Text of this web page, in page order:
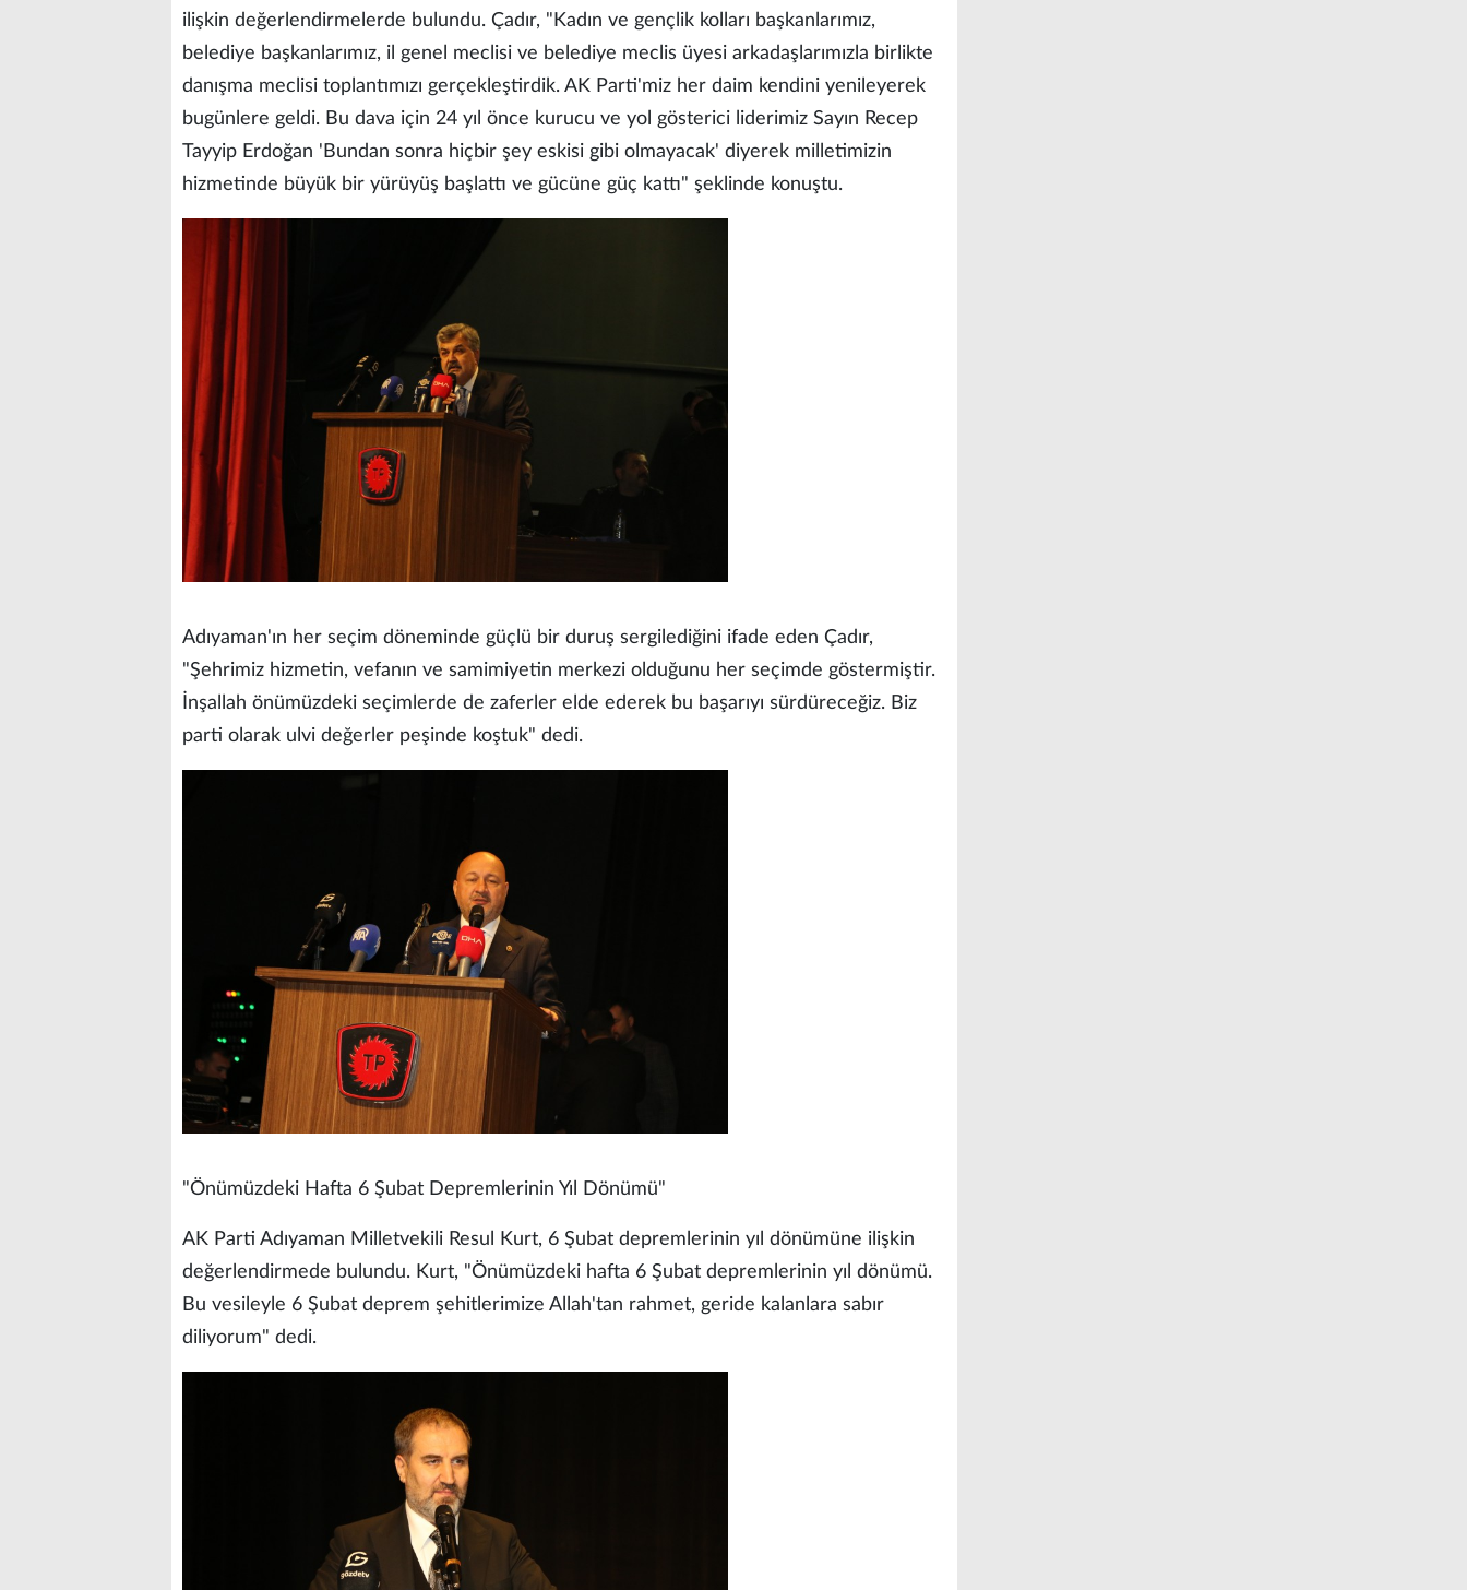
ilişkin değerlendirmelerde bulundu. Çadır, "Kadın ve gençlik kolları başkanlarımız,
belediye başkanlarımız, il genel meclisi ve belediye meclis üyesi arkadaşlarımızla birlikte
danışma meclisi toplantımızı gerçekleştirdik. AK Parti'miz her daim kendini yenileyerek
bugünlere geldi. Bu dava için 24 yıl önce kurucu ve yol gösterici liderimiz Sayın Recep
Tayyip Erdoğan 'Bundan sonra hiçbir şey eskisi gibi olmayacak' diyerek milletimizin
hizmetinde büyük bir yürüyüş başlattı ve gücüne güç kattı" şeklinde konuştu.
Adıyaman'ın her seçim döneminde güçlü bir duruş sergilediğini ifade eden Çadır,
"Şehrimiz hizmetin, vefanın ve samimiyetin merkezi olduğunu her seçimde göstermiştir.
İnşallah önümüzdeki seçimlerde de zaferler elde ederek bu başarıyı sürdüreceğiz. Biz
parti olarak ulvi değerler peşinde koştuk" dedi.
"Önümüzdeki Hafta 6 Şubat Depremlerinin Yıl Dönümü"
AK Parti Adıyaman Milletvekili Resul Kurt, 6 Şubat depremlerinin yıl dönümüne ilişkin
değerlendirmede bulundu. Kurt, "Önümüzdeki hafta 6 Şubat depremlerinin yıl dönümü.
Bu vesileyle 6 Şubat deprem şehitlerimize Allah'tan rahmet, geride kalanlara sabır
diliyorum" dedi.